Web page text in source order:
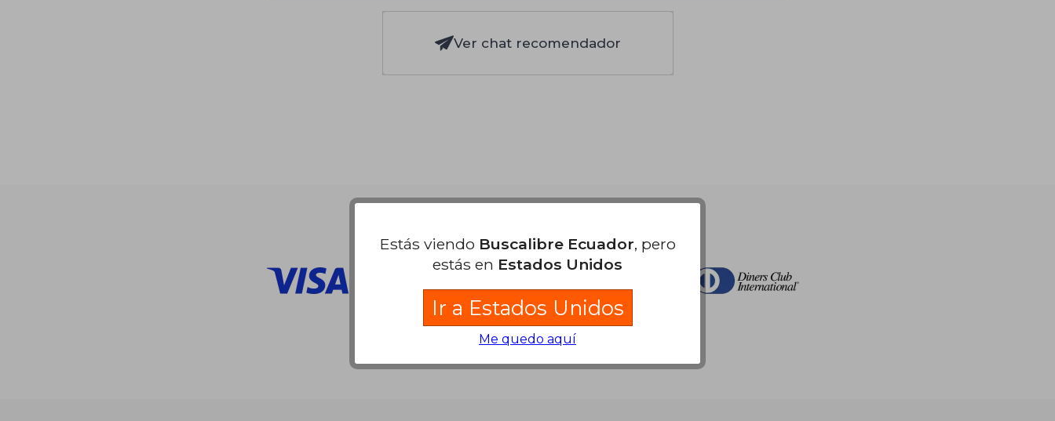
Ver chat recomendador
Estás viendo Buscalibre Ecuador, pero
estás en Estados Unidos
Ir a Estados Unidos
Me quedo aquí